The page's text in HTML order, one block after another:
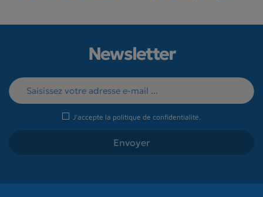
Newsletter
J'accepte la politique de confidentialité